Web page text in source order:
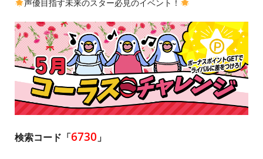
声優目指す未来のスター必見のイベント！
検索コード「6730」